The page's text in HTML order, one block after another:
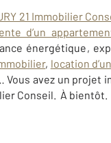
21 Immobilier
d’un
énergétique,
, location
Vous avez un projet
Conseil. À bientôt.